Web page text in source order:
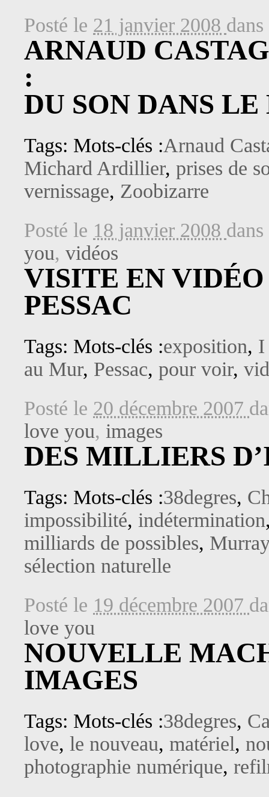
Posté le 21 janvier 2008 dans
ARNAUD
:
DU SON DANS
Tags: Mots-clés :Arnaud
Michard Ardillier, prises de
vernissage, Zoobizarre
Posté le 18 janvier 2008 dans
you, vidéos
VISITE EN
PESSAC
Tags: Mots-clés :exposition, I
au Mur, Pessac, pour voir,
Posté le 20 décembre 2007
love you, images
DES MILLIERS
Tags: Mots-clés :38degres,
impossibilité, indétermination
milliards de possibles,
sélection naturelle
Posté le 19 décembre 2007
love you
NOUVELLE
IMAGES
Tags: Mots-clés :38degres,
love, le nouveau, matériel,
photographie numérique,